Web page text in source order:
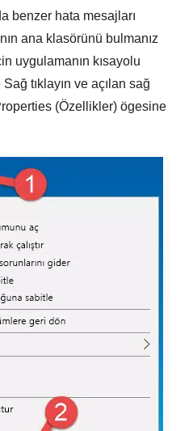
benzer hata mesajları
ana klasörünü bulmanız
uygulamanın kısayolu
Sağ tıklayın ve açılan sağ
(Özellikler) ögesine